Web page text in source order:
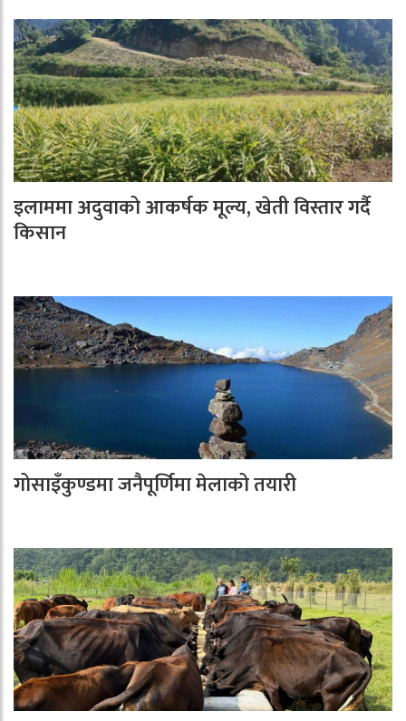
इलाममा अदुवाको आकर्षक मूल्य, खेती विस्तार गर्दै
किसान
गोसाइँकुण्डमा जनैपूर्णिमा मेलाको तयारी